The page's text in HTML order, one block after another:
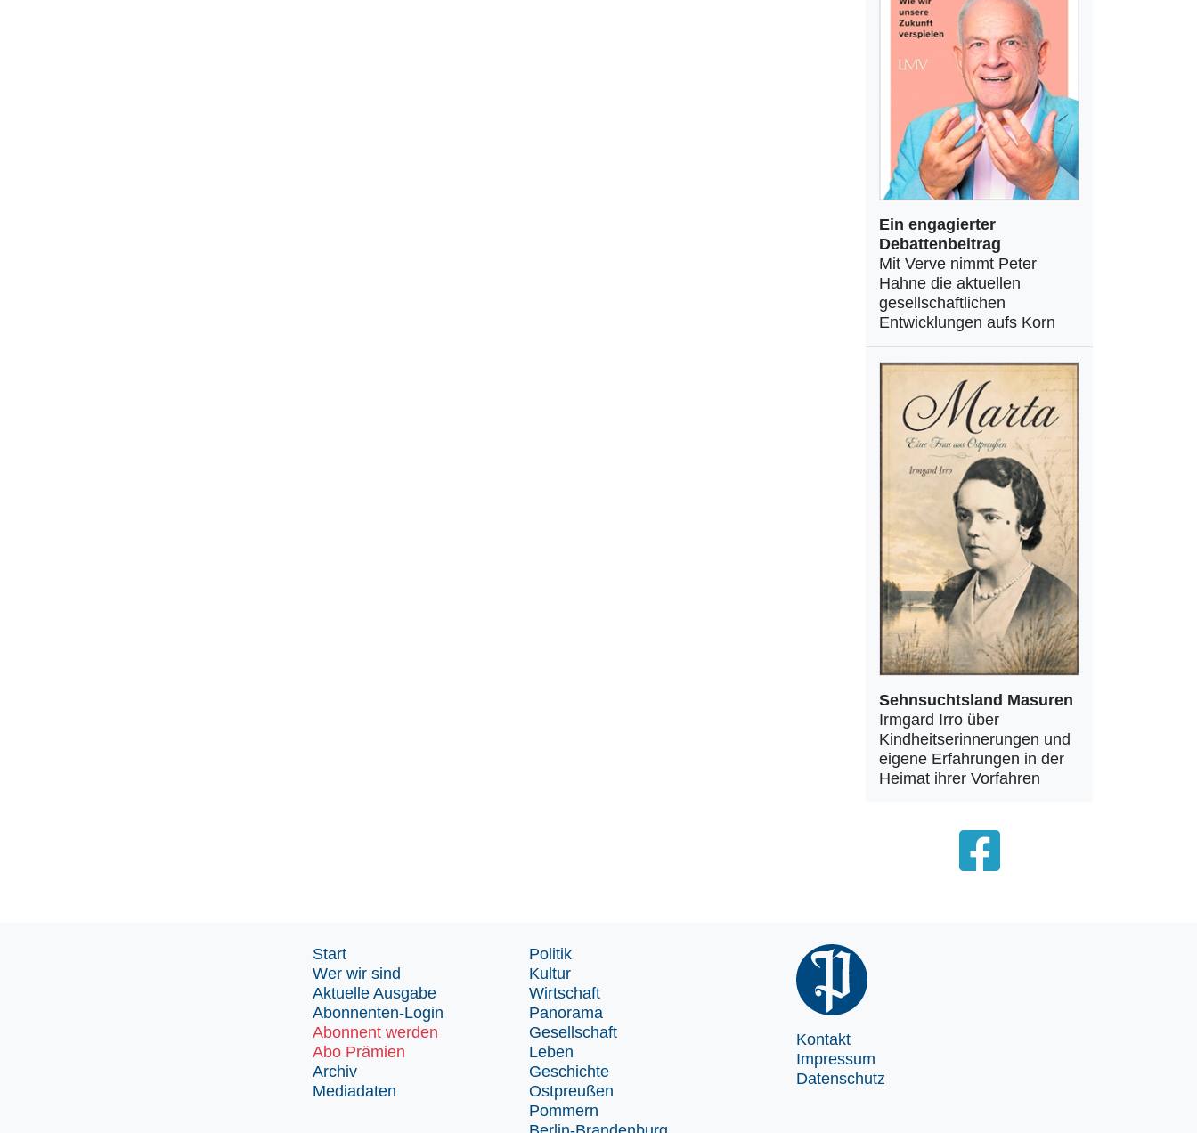
Ein engagierter
Debattenbeitrag
Mit Verve nimmt Peter
Hahne die aktuellen
gesellschaftlichen
Entwicklungen aufs Korn
Sehnsuchtsland Masuren
Irmgard Irro über
Kindheitserinnerungen und
eigene Erfahrungen in der
Heimat ihrer Vorfahren
Start
Wer wir sind
Aktuelle Ausgabe
Abonnenten-Login
Abonnent werden
Abo Prämien
Archiv
Mediadaten
Politik
Kultur
Wirtschaft
Panorama
Gesellschaft
Leben
Geschichte
Ostpreußen
Pommern
Kontakt
Impressum
Datenschutz